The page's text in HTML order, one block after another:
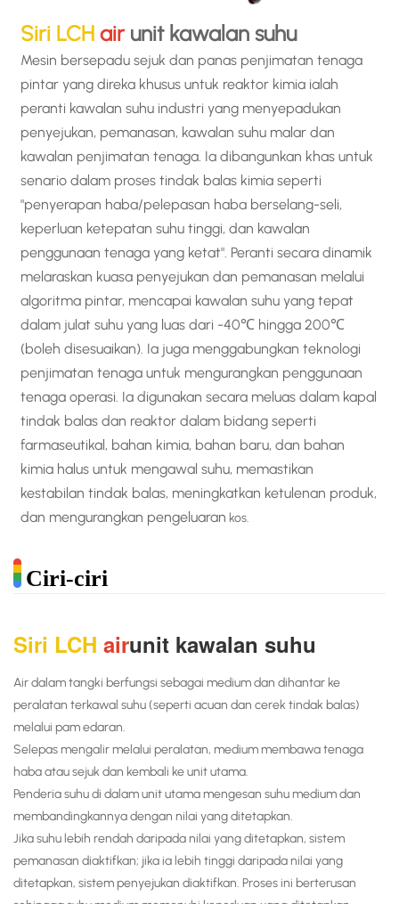
Siri LCH airunit kawalan suhu
Mesin bersepadu sejuk dan panas penjimatan tenaga
pintar yang direka khusus untuk reaktor kimia ialah
peranti kawalan suhu industri yang menyepadukan
penyejukan, pemanasan, kawalan suhu malar dan
kawalan penjimatan tenaga. Ia dibangunkan khas untuk
senario dalam proses tindak balas kimia seperti
"penyerapan haba/pelepasan haba berselang-seli,
keperluan ketepatan suhu tinggi, dan kawalan
penggunaan tenaga yang ketat". Peranti secara dinamik
melaraskan kuasa penyejukan dan pemanasan melalui
algoritma pintar, mencapai kawalan suhu yang tepat
dalam julat suhu yang luas dari -40℃ hingga 200℃
(boleh disesuaikan). Ia juga menggabungkan teknologi
penjimatan tenaga untuk mengurangkan penggunaan
tenaga operasi. Ia digunakan secara meluas dalam kapal
tindak balas dan reaktor dalam bidang seperti
farmaseutikal, bahan kimia, bahan baru, dan bahan
kimia halus untuk mengawal suhu, memastikan
kestabilan tindak balas, meningkatkan ketulenan produk,
dan mengurangkan pengeluaran kos.
Ciri-ciri
Siri LCH airunit kawalan suhu
Air dalam tangki berfungsi sebagai medium dan dihantar ke
peralatan terkawal suhu (seperti acuan dan cerek tindak balas)
melalui pam edaran.
Selepas mengalir melalui peralatan, medium membawa tenaga
haba atau sejuk dan kembali ke unit utama.
Penderia suhu di dalam unit utama mengesan suhu medium dan
membandingkannya dengan nilai yang ditetapkan.
Jika suhu lebih rendah daripada nilai yang ditetapkan, sistem
pemanasan diaktifkan; jika ia lebih tinggi daripada nilai yang
ditetapkan, sistem penyejukan diaktifkan. Proses ini berterusan